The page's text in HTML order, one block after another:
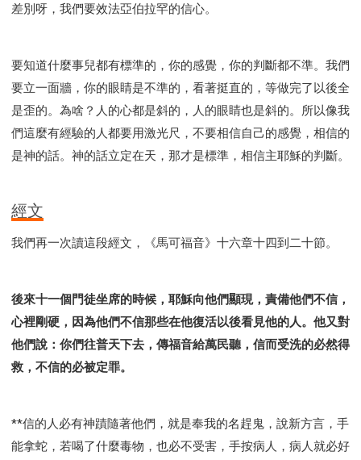
差別呀，我們要效法亞伯拉罕的信心。
要知道什麼事兒都有標準的，你的感覺，你的判斷都不準。我們
要立一面牆，你的眼睛是不準的，看著挺直的，等做完了以後全
是歪的。為啥？人的心都是斜的，人的眼睛也是斜的。所以像我
們這麼有經驗的人都要用激光尺，不要相信自己的感覺，相信的
是神的話。神的話立定在天，那才是標準，相信主耶穌的判斷。
經文
我們再一次讀這段經文，《馬可福音》十六章十四到二十節。
後來十一個門徒坐席的時候，耶穌向他們顯現，責備他們不信，
心裡剛硬，因為他們不信那些在他復活以後看見他的人。他又對
他們說：你們往普天下去，傳福音給萬民聽，信而受洗的必然得
救，不信的必被定罪。
**信的人必有神蹟隨著他們，就是奉我的名趕鬼，說新方言，手
能拿蛇，若喝了什麼毒物，也必不受害，手按病人，病人就必好